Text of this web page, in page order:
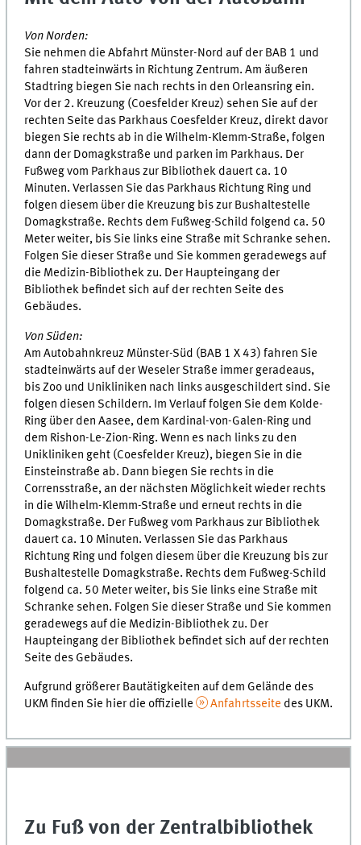
Von Norden:
Sie nehmen die Abfahrt Münster-Nord auf der BAB 1 und
fahren stadteinwärts in Richtung Zentrum. Am äußeren
Stadtring biegen Sie nach rechts in den Orleansring ein.
Vor der 2. Kreuzung (Coesfelder Kreuz) sehen Sie auf der
rechten Seite das Parkhaus Coesfelder Kreuz, direkt davor
biegen Sie rechts ab in die Wilhelm-Klemm-Straße, folgen
dann der Domagkstraße und parken im Parkhaus. Der
Fußweg vom Parkhaus zur Bibliothek dauert ca. 10
Minuten. Verlassen Sie das Parkhaus Richtung Ring und
folgen diesem über die Kreuzung bis zur Bushaltestelle
Domagkstraße. Rechts dem Fußweg-Schild folgend ca. 50
Meter weiter, bis Sie links eine Straße mit Schranke sehen.
Folgen Sie dieser Straße und Sie kommen geradewegs auf
die Medizin-Bibliothek zu. Der Haupteingang der
Bibliothek befindet sich auf der rechten Seite des
Gebäudes.
Von Süden:
Am Autobahnkreuz Münster-Süd (BAB 1 X 43) fahren Sie
stadteinwärts auf der Weseler Straße immer geradeaus,
bis Zoo und Unikliniken nach links ausgeschildert sind. Sie
folgen diesen Schildern. Im Verlauf folgen Sie dem Kolde-
Ring über den Aasee, dem Kardinal-von-Galen-Ring und
dem Rishon-Le-Zion-Ring. Wenn es nach links zu den
Unikliniken geht (Coesfelder Kreuz), biegen Sie in die
Einsteinstraße ab. Dann biegen Sie rechts in die
Corrensstraße, an der nächsten Möglichkeit wieder rechts
in die Wilhelm-Klemm-Straße und erneut rechts in die
Domagkstraße. Der Fußweg vom Parkhaus zur Bibliothek
dauert ca. 10 Minuten. Verlassen Sie das Parkhaus
Richtung Ring und folgen diesem über die Kreuzung bis zur
Bushaltestelle Domagkstraße. Rechts dem Fußweg-Schild
folgend ca. 50 Meter weiter, bis Sie links eine Straße mit
Schranke sehen. Folgen Sie dieser Straße und Sie kommen
geradewegs auf die Medizin-Bibliothek zu. Der
Haupteingang der Bibliothek befindet sich auf der rechten
Seite des Gebäudes.
Aufgrund größerer Bautätigkeiten auf dem Gelände des
UKM finden Sie hier die offizielle
Anfahrtsseite des UKM.
Zu Fuß von der Zentralbibliothek